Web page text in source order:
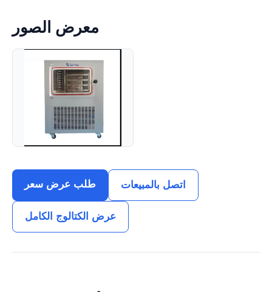
معرض الصور
طلب عرض سعر اتصل بالمبيعات
عرض الكتالوج الكامل